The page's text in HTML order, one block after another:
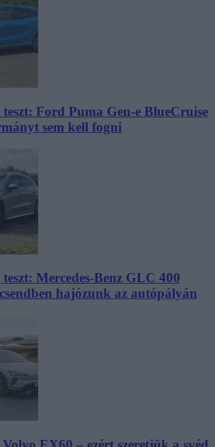
Ford Puma Gen-e BlueCruise
sem kell fogni
Mercedes-Benz GLC 400
hajózunk az autópályán